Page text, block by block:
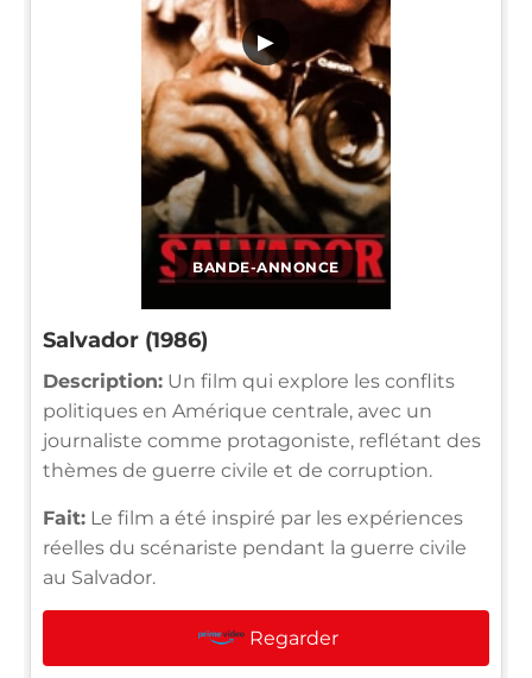
BANDE-ANNONCE
▶
Salvador (1986)
Description: Un film qui explore les conflits
politiques en Amérique centrale, avec un
journaliste comme protagoniste, reflétant des
thèmes de guerre civile et de corruption.
Fait: Le film a été inspiré par les expériences
réelles du scénariste pendant la guerre civile
au Salvador.
Regarder